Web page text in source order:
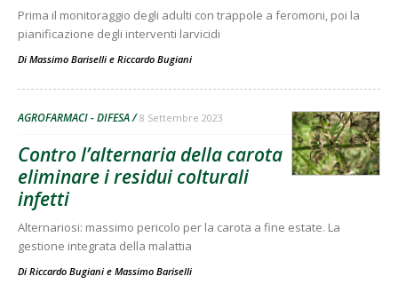
Prima il monitoraggio degli adulti con trappole a feromoni, poi la
pianificazione degli interventi larvicidi
Di Massimo Bariselli e Riccardo Bugiani
AGROFARMACI - DIFESA 8 Settembre 2023
Contro l’alternaria della carota
eliminare i residui colturali
infetti
Alternariosi: massimo pericolo per la carota a fine estate. La
gestione integrata della malattia
Di Riccardo Bugiani e Massimo Bariselli